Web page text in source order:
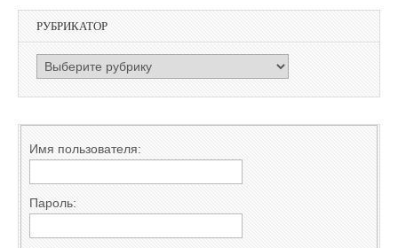
РУБРИКАТОР
РУБРИКАТОР
Имя пользователя:
Пароль: